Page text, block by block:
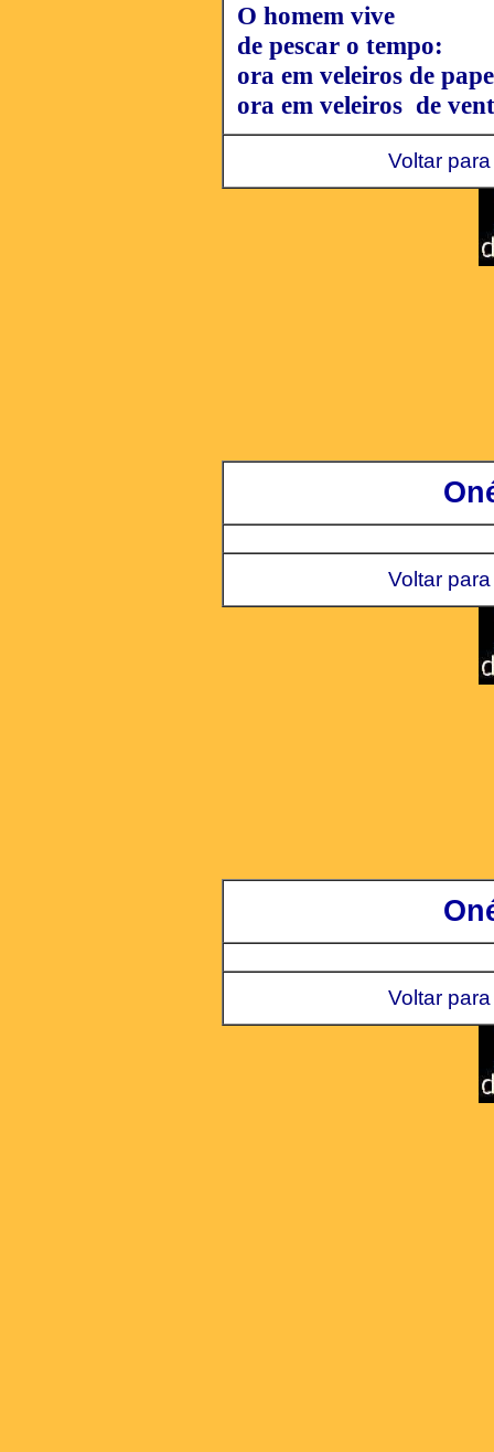
O homem vive
de pescar o tempo:
ora em veleiros de
ora em veleiros de
Voltar
Voltar
Voltar